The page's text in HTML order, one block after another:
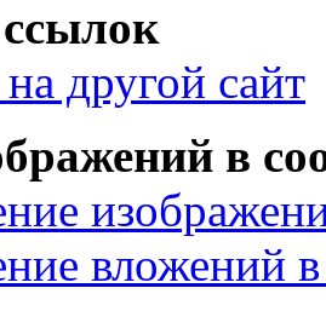
другой сайт
в
вложений